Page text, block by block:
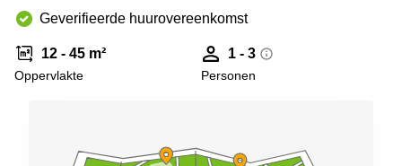
Hilversum
Coworking
space
Zwolle
Kantoor
Geverifieerde huurovereenkomst
12 - 45 m²
Oppervlakte
1 - 3
Personen